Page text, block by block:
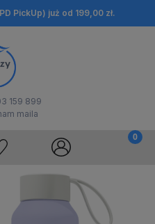
PickUp) już od 199,00 zł.
159 899
maila